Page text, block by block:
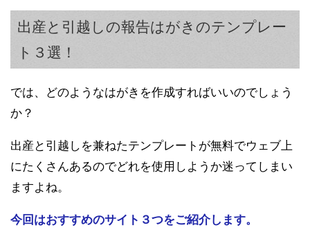
出産と引越しの報告はがきのテンプレー
ト３選！
では、どのようなはがきを作成すればいいのでしょう
か？
出産と引越しを兼ねたテンプレートが無料でウェブ上
にたくさんあるのでどれを使用しようか迷ってしまい
ますよね。
今回はおすすめのサイト３つをご紹介します。